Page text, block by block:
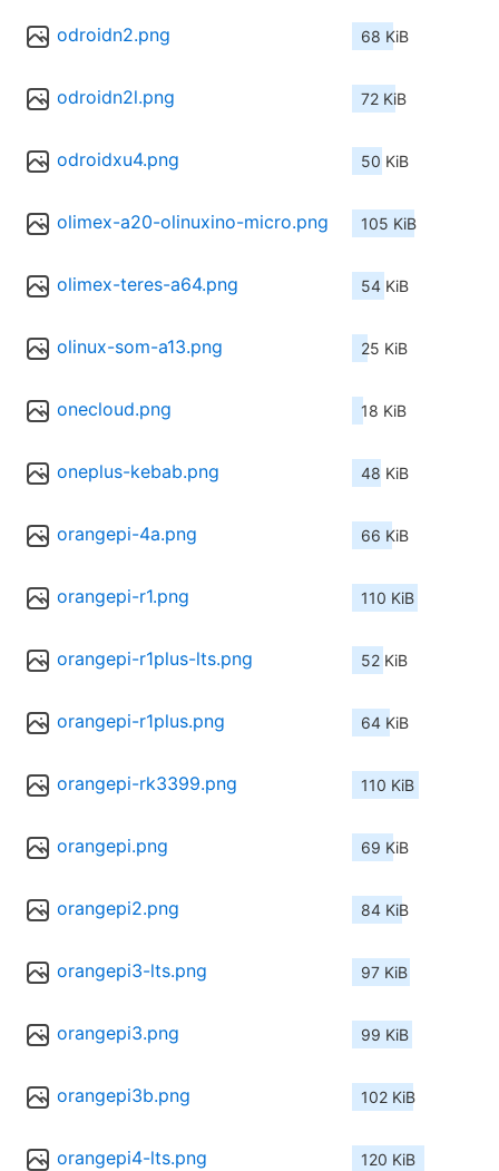
odroidn2.png 68 KiB
odroidn2l.png 72 KiB
odroidxu4.png 50 KiB
olimex-a20-olinuxino-micro.png 105 KiB
olimex-teres-a64.png 54 KiB
olinux-som-a13.png 25 KiB
onecloud.png 18 KiB
oneplus-kebab.png 48 KiB
orangepi-4a.png 66 KiB
orangepi-r1.png 110 KiB
orangepi-r1plus-lts.png 52 KiB
orangepi-r1plus.png 64 KiB
orangepi-rk3399.png 110 KiB
orangepi.png 69 KiB
orangepi2.png 84 KiB
orangepi3-lts.png 97 KiB
orangepi3.png 99 KiB
orangepi3b.png 102 KiB
orangepi4-lts.png 120 KiB